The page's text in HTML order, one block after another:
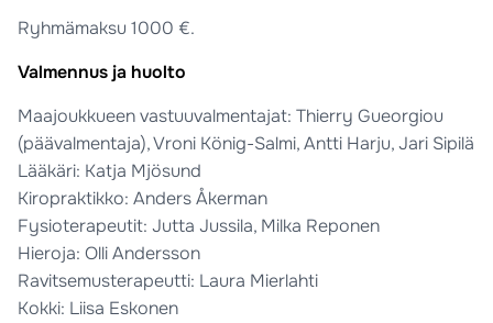
Ryhmämaksu 1000 €.
Valmennus ja huolto
Maajoukkueen vastuuvalmentajat: Thierry Gueorgiou
(päävalmentaja), Vroni König-Salmi, Antti Harju, Jari Sipilä
Lääkäri: Katja Mjösund
Kiropraktikko: Anders Åkerman
Fysioterapeutit: Jutta Jussila, Milka Reponen
Hieroja: Olli Andersson
Ravitsemusterapeutti: Laura Mierlahti
Kokki: Liisa Eskonen